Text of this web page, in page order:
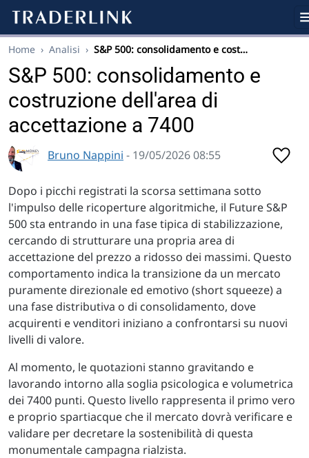
Home › Analisi › S&P 500: consolidamento e cost…
S&P 500: consolidamento e
costruzione dell'area di
accettazione a 7400
Bruno Nappini - 19/05/2026 08:55
Dopo i picchi registrati la scorsa settimana sotto
l'impulso delle ricoperture algoritmiche, il Future S&P
500 sta entrando in una fase tipica di stabilizzazione,
cercando di strutturare una propria area di
accettazione del prezzo a ridosso dei massimi. Questo
comportamento indica la transizione da un mercato
puramente direzionale ed emotivo (short squeeze) a
una fase distributiva o di consolidamento, dove
acquirenti e venditori iniziano a confrontarsi su nuovi
livelli di valore.
Al momento, le quotazioni stanno gravitando e
lavorando intorno alla soglia psicologica e volumetrica
dei 7400 punti. Questo livello rappresenta il primo vero
e proprio spartiacque che il mercato dovrà verificare e
validare per decretare la sostenibilità di questa
monumentale campagna rialzista.